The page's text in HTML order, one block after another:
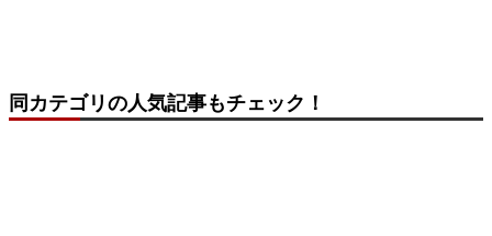
同カテゴリの人気記事もチェック！